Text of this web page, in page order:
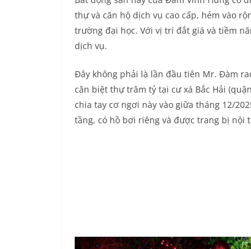
thự và căn hộ dịch vụ cao cấp, hẻm vào
trường đại học. Với vị trí đắt giá và tiềm
dịch vụ.
Đây không phải là lần đầu tiên Mr. Đàm
căn biệt thự trăm tỷ tại cư xá Bắc Hải
chia tay cơ ngơi này vào giữa tháng 12/
tầng, có hồ bơi riêng và được trang bị nội